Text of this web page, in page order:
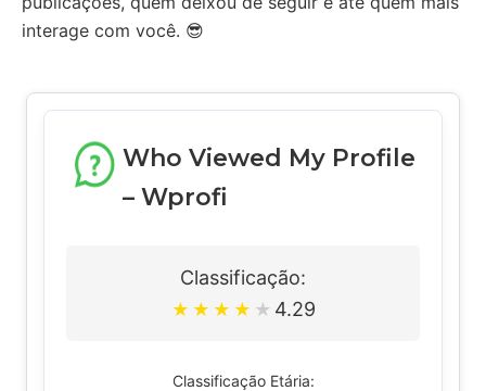
interage com você. 😎
Who Viewed My Profile
– Wprofi
Classificação:
★ ★ ★ ★ ★ 4.29
Classificação Etária: